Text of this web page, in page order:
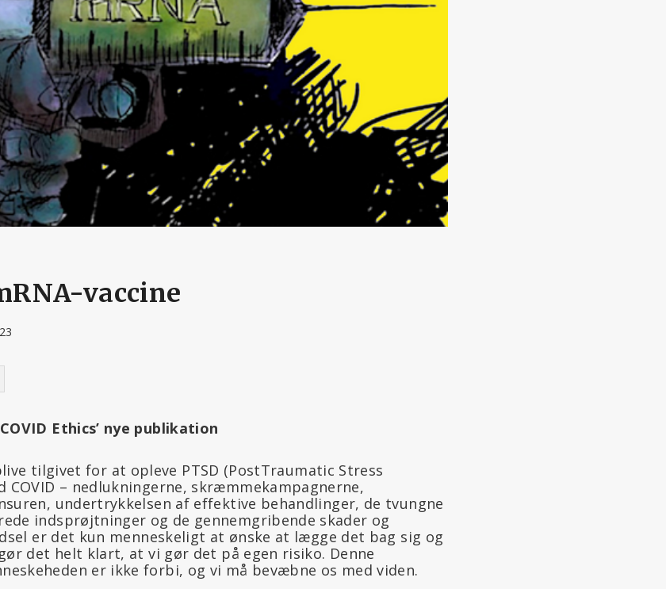
vaccine
Ethics’ nye publikation
tilgivet for at opleve PTSD (PostTraumatic Stress
COVID – nedlukningerne, skræmmekampagnerne,
undertrykkelsen af effektive behandlinger, de tvungne
indsprøjtninger og de gennemgribende skader og
er det kun menneskeligt at ønske at lægge det bag sig og
det helt klart, at vi gør det på egen risiko. Denne
er ikke forbi, og vi må bevæbne os med viden.